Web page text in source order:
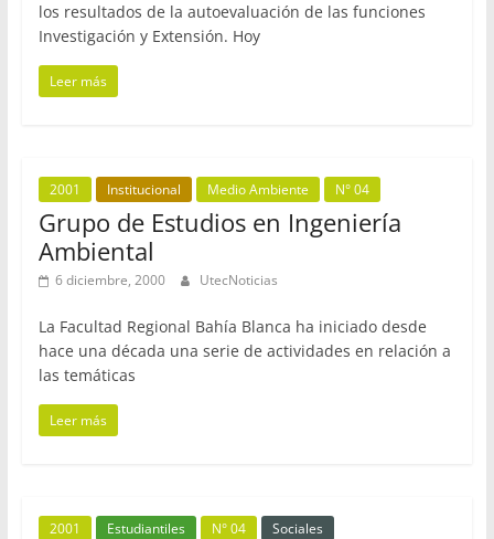
los resultados de la autoevaluación de las funciones
Investigación y Extensión. Hoy
Leer más
2001 Institucional Medio Ambiente N° 04
Grupo de Estudios en Ingeniería
Ambiental
6 diciembre, 2000 UtecNoticias
La Facultad Regional Bahía Blanca ha iniciado desde
hace una década una serie de actividades en relación a
las temáticas
Leer más
2001 Estudiantiles N° 04 Sociales